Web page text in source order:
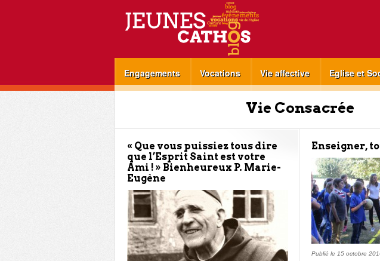
Engagements Vocations Vie affective Eglise et
Vie Consacrée
« Que vous puissiez tous dire
que l’Esprit Saint est votre
Ami ! » Bienheureux P. Marie-
Eugène
Enseigner,
Publié le 15 octobre